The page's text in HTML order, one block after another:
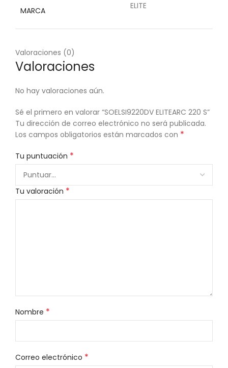
MARCA ELITE
Valoraciones (0)
Valoraciones
No hay valoraciones aún.
Sé el primero en valorar “SOELSI9220DV ELITEARC 220 S”
Tu dirección de correo electrónico no será publicada.
Los campos obligatorios están marcados con *
Tu puntuación *
Tu valoración *
Nombre *
Correo electrónico *